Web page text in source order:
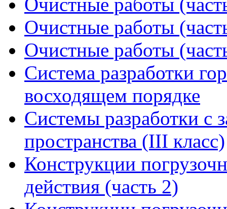
Очистные работы
Очистные работы
Система разработки
восходящем порядке
Системы разработки с
пространства (III класс)
Конструкции
действия (часть 2)